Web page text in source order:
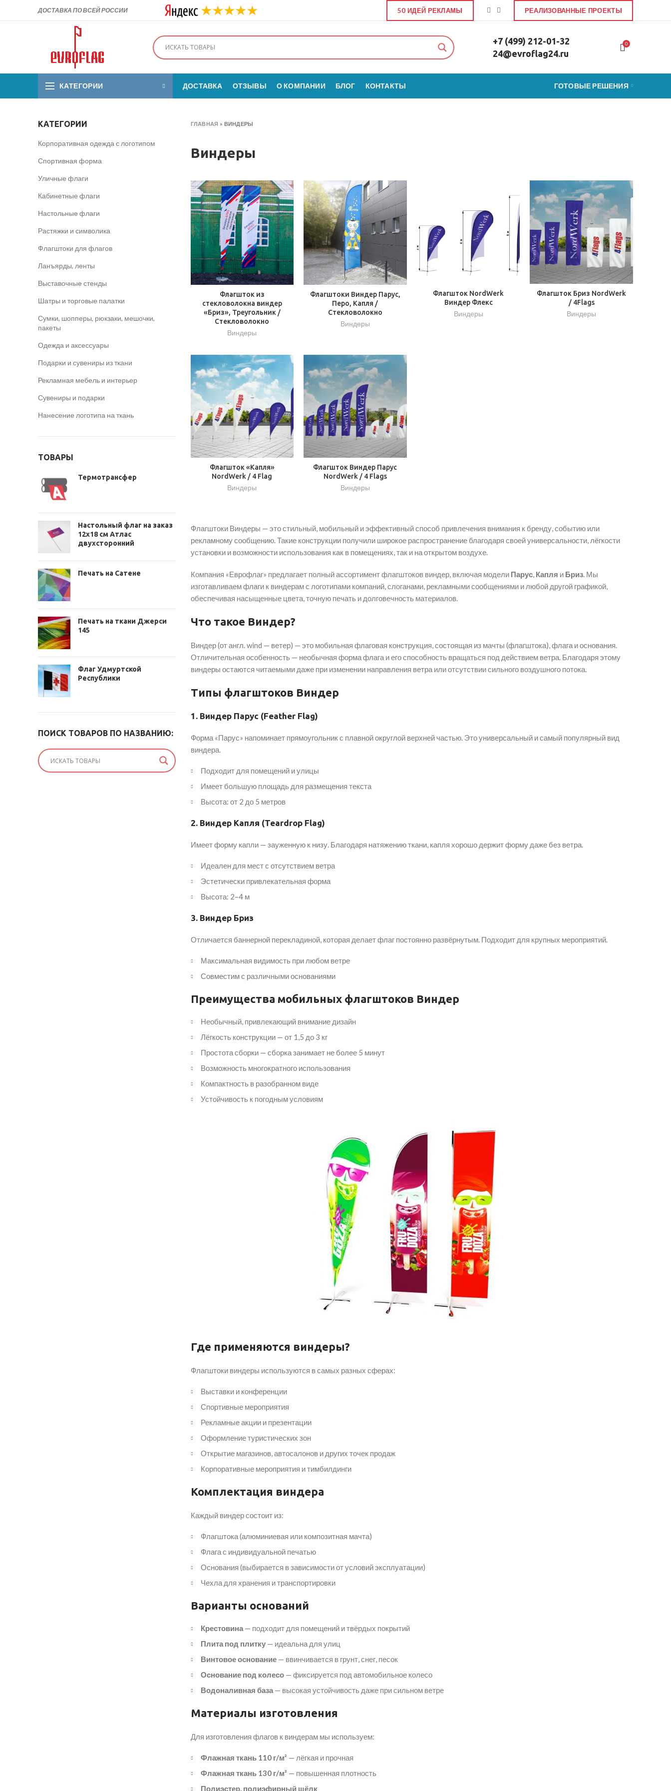
ДОСТАВКА ПО ВСЕЙ РОССИИ 50 ИДЕЙ РЕКЛАМЫ РЕАЛИЗОВАННЫЕ ПРОЕКТЫ
+7 (499) 212-01-32
24@evroflag24.ru
0
КАТЕГОРИИ ДОСТАВКА ОТЗЫВЫ О КОМПАНИИ БЛОГ КОНТАКТЫ ГОТОВЫЕ РЕШЕНИЯ
КАТЕГОРИИ
Корпоративная одежда с логотипом
Спортивная форма
Уличные флаги
Кабинетные флаги
Настольные флаги
Растяжки и символика
Флагштоки для флагов
Ланъярды, ленты
Выставочные стенды
​Шатры и торговые палатки
Сумки, шопперы, рюкзаки, мешочки,
пакеты
Одежда и аксессуары
Подарки и сувениры из ткани
Рекламная мебель и интерьер
Сувениры и подарки
Нанесение логотипа на ткань
ТОВАРЫ
Термотрансфер
Настольный флаг на заказ
12х18 см Атлас
двухсторонний
Печать на Сатене
Печать на ткани Джерси
145
Флаг Удмуртской
Республики
ПОИСК ТОВАРОВ ПО НАЗВАНИЮ:
ГЛАВНАЯ » ВИНДЕРЫ
Виндеры
Флагшток из
стекловолокна виндер
«Бриз», Треугольник /
Стекловолокно
Виндеры
Флагштоки Виндер Парус,
Перо, Капля /
Стекловолокно
Виндеры
Флагшток NordWerk
Виндер Флекс
Виндеры
Флагшток Бриз NordWerk
/ 4Flags
Виндеры
Флагшток «Капля»
NordWerk / 4 Flag
Виндеры
Флагшток Виндер Парус
NordWerk / 4 Flags
Виндеры
Флагштоки Виндеры — это стильный, мобильный и эффективный способ привлечения внимания к бренду, событию или
рекламному сообщению. Такие конструкции получили широкое распространение благодаря своей универсальности, лёгкости
установки и возможности использования как в помещениях, так и на открытом воздухе.
Компания «Еврофлаг» предлагает полный ассортимент флагштоков виндер, включая модели Парус, Капля и Бриз. Мы
изготавливаем флаги к виндерам с логотипами компаний, слоганами, рекламными сообщениями и любой другой графикой,
обеспечивая насыщенные цвета, точную печать и долговечность материалов.
Что такое Виндер?
Виндер (от англ. wind — ветер) — это мобильная флаговая конструкция, состоящая из мачты (флагштока), флага и основания.
Отличительная особенность — необычная форма флага и его способность вращаться под действием ветра. Благодаря этому
виндеры остаются читаемыми даже при изменении направления ветра или отсутствии сильного воздушного потока.
Типы флагштоков Виндер
1. Виндер Парус (Feather Flag)
Форма «Парус» напоминает прямоугольник с плавной округлой верхней частью. Это универсальный и самый популярный вид
виндера.
Подходит для помещений и улицы
Имеет большую площадь для размещения текста
Высота: от 2 до 5 метров
2. Виндер Капля (Teardrop Flag)
Имеет форму капли — зауженную к низу. Благодаря натяжению ткани, капля хорошо держит форму даже без ветра.
Идеален для мест с отсутствием ветра
Эстетически привлекательная форма
Высота: 2–4 м
3. Виндер Бриз
Отличается баннерной перекладиной, которая делает флаг постоянно развёрнутым. Подходит для крупных мероприятий.
Максимальная видимость при любом ветре
Совместим с различными основаниями
Преимущества мобильных флагштоков Виндер
Необычный, привлекающий внимание дизайн
Лёгкость конструкции — от 1,5 до 3 кг
Простота сборки — сборка занимает не более 5 минут
Возможность многократного использования
Компактность в разобранном виде
Устойчивость к погодным условиям
Где применяются виндеры?
Флагштоки виндеры используются в самых разных сферах:
Выставки и конференции
Спортивные мероприятия
Рекламные акции и презентации
Оформление туристических зон
Открытие магазинов, автосалонов и других точек продаж
Корпоративные мероприятия и тимбилдинги
Комплектация виндера
Каждый виндер состоит из:
Флагштока (алюминиевая или композитная мачта)
Флага с индивидуальной печатью
Основания (выбирается в зависимости от условий эксплуатации)
Чехла для хранения и транспортировки
Варианты оснований
Крестовина— подходит для помещений и твёрдых покрытий
Плита под плитку— идеальна для улиц
Винтовое основание— ввинчивается в грунт, снег, песок
Основание под колесо— фиксируется под автомобильное колесо
Водоналивная база— высокая устойчивость даже при сильном ветре
Материалы изготовления
Для изготовления флагов к виндерам мы используем:
Флажная ткань 110 г/м² — лёгкая и прочная
Флажная ткань 130 г/м² — повышенная плотность
Полиэстер, полиэфирный шёлк